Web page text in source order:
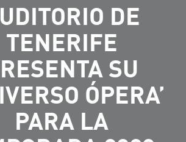
DE
TENERIFE
SU
ÓPERA’
PARA LA